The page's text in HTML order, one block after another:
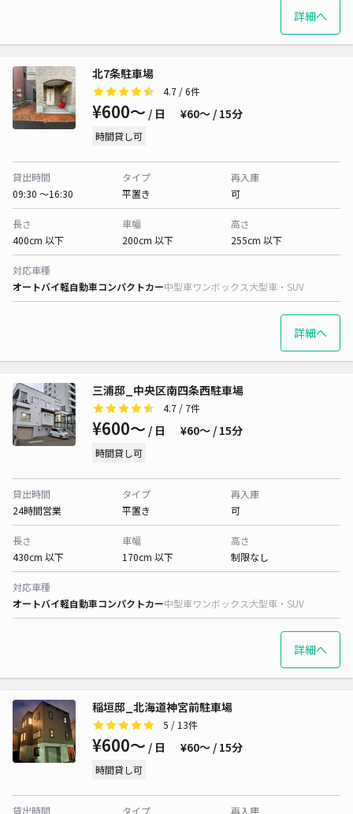
詳細へ
北7条駐車場
4.7 / 6件
¥600〜 / 日 ¥60〜 / 15分
時間貸し可
貸出時間
09:30 〜16:30
タイプ
平置き
再入庫
可
長さ
400cm 以下
車幅
200cm 以下
高さ
255cm 以下
対応車種
オートバイ軽自動車コンパクトカー中型車ワンボックス大型車・SUV
詳細へ
三浦邸_中央区南四条西駐車場
4.7 / 7件
¥600〜 / 日 ¥60〜 / 15分
時間貸し可
貸出時間
24時間営業
タイプ
平置き
再入庫
可
長さ
430cm 以下
車幅
170cm 以下
高さ
制限なし
対応車種
オートバイ軽自動車コンパクトカー中型車ワンボックス大型車・SUV
詳細へ
稲垣邸_北海道神宮前駐車場
5 / 13件
¥600〜 / 日 ¥60〜 / 15分
時間貸し可
貸出時間
タイプ
再入庫